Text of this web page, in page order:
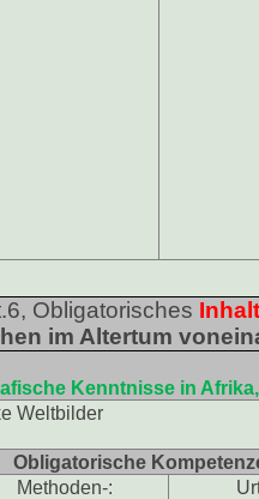
Obligatorisches
im Altertum
Kenntnisse in
Weltbilder
Obligatorische
Methoden-: